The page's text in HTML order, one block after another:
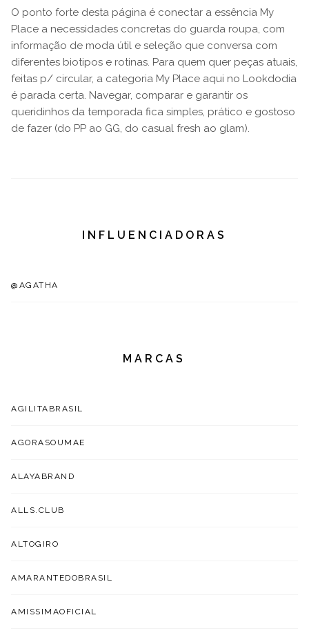
O ponto forte desta página é conectar a essência My
Place a necessidades concretas do guarda roupa, com
informação de moda útil e seleção que conversa com
diferentes biotipos e rotinas. Para quem quer peças atuais,
feitas p/ circular, a categoria My Place aqui no Lookdodia
é parada certa. Navegar, comparar e garantir os
queridinhos da temporada fica simples, prático e gostoso
de fazer (do PP ao GG, do casual fresh ao glam).
INFLUENCIADORAS
@AGATHA
MARCAS
AGILITABRASIL
AGORASOUMAE
ALAYABRAND
ALLS.CLUB
ALTOGIRO
AMARANTEDOBRASIL
AMISSIMAOFICIAL